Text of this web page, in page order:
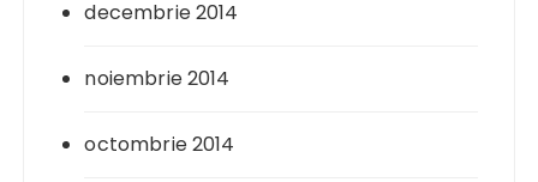
decembrie 2014
noiembrie 2014
octombrie 2014